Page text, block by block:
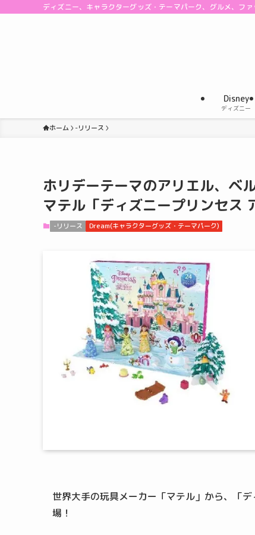
ディズニー、キャラクターグッズ・テーマパーク、グルメ、フ
Disney
ディズニー
ホーム -リリース
ホリデーテーマのアリエル、ベ
マテル「ディズニープリンセス
-リリース Dream(キャラクターグッズ・テーマパーク)
世界大手の玩具メーカー「マテル」から、「
場！